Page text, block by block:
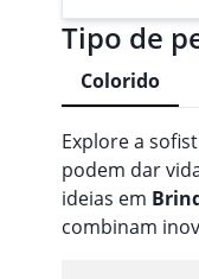
Tipo de
Colorido
Explore a
podem dar
ideias em
combinam